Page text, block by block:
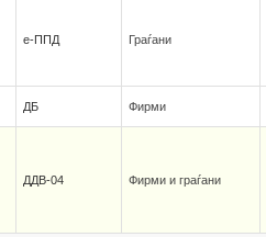
е-ППД Граѓани
ДБ Фирми
ДДВ-04 Фирми и граѓани